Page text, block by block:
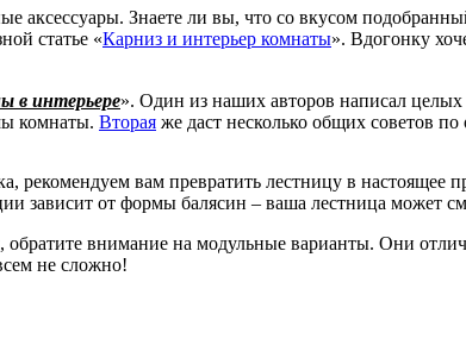
Знаете ли вы, что со вкусом
статье «Карниз и интерьер комнаты». Вдогонку
в интерьере». Один из наших авторов написал
комнаты. Вторая же даст несколько общих советов
рекомендуем вам превратить лестницу в настоящее
зависит от формы балясин – ваша лестница
обратите внимание на модульные варианты. Они
не сложно!